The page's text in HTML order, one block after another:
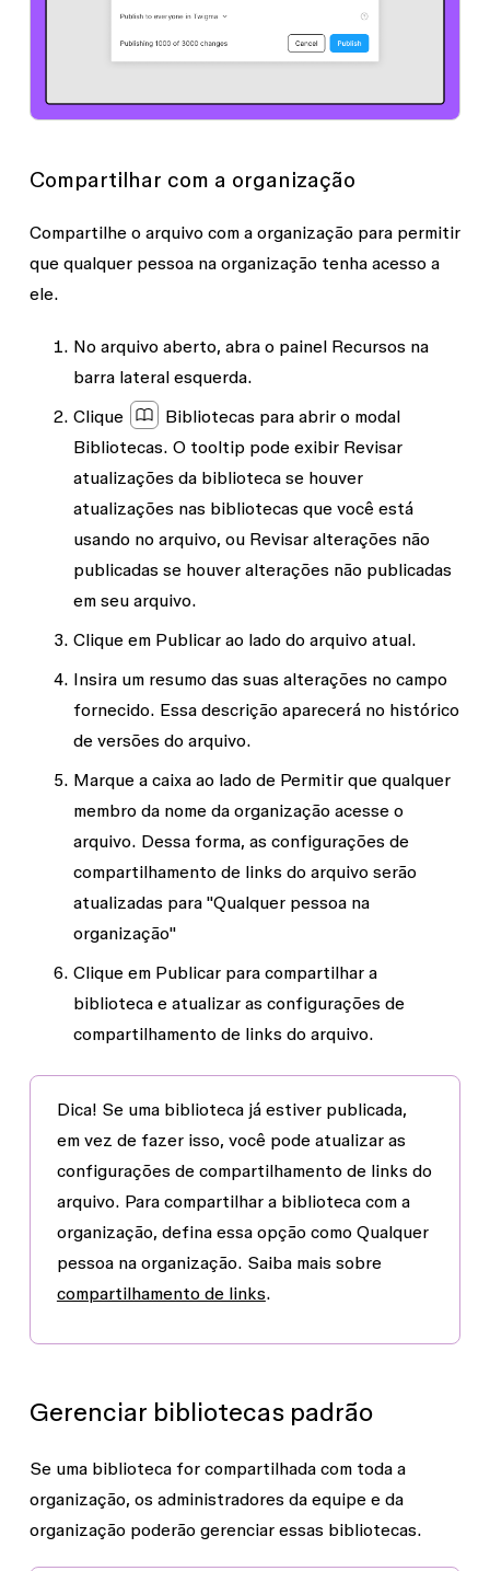
Compartilhar com a organização
Compartilhe o arquivo com a organização para permitir
que qualquer pessoa na organização tenha acesso a
ele.
No arquivo aberto, abra o painel Recursosna
barra lateral esquerda.
Clique
Bibliotecaspara abrir o modal
Bibliotecas. O tooltip pode exibir Revisar
atualizações da bibliotecase houver
atualizações nas bibliotecas que você está
usando no arquivo, ou Revisar alterações não
publicadasse houver alterações não publicadas
em seu arquivo.
Clique em Publicarao lado do arquivo atual.
Insira um resumo das suas alterações no campo
fornecido. Essa descrição aparecerá no histórico
de versões do arquivo.
Marque a caixa ao lado de Permitir que qualquer
membro da nome da organização acesse o
arquivo. Dessa forma, as configurações de
compartilhamento de links do arquivo serão
atualizadas para "Qualquer pessoa na
organização"
Clique em Publicarpara compartilhar a
biblioteca e atualizar as configurações de
compartilhamento de links do arquivo.
Dica! Se uma biblioteca já estiver publicada,
em vez de fazer isso, você pode atualizar as
configurações de compartilhamento de links do
arquivo. Para compartilhar a biblioteca com a
organização, defina essa opção como Qualquer
pessoa na organização. Saiba mais sobre
compartilhamento de links.
Gerenciar bibliotecas padrão
Se uma biblioteca for compartilhada com toda a
organização, os administradores da equipe e da
organização poderão gerenciar essas bibliotecas.